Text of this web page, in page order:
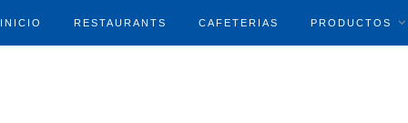
INICIO RESTAURANTS CAFETERIAS PRODUCTOS